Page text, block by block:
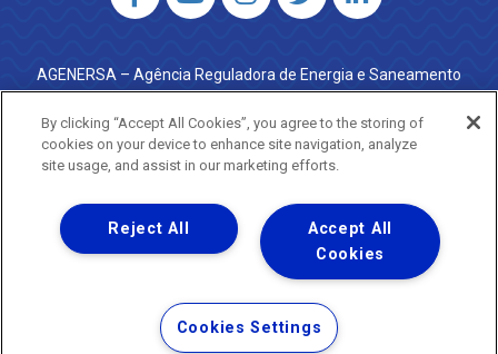
AGENERSA – Agência Reguladora de Energia e Saneamento
do Estado do Rio de Janeiro
0800 024 9040 · (21) 2332-6457 (WhatsApp) ·
ouvidoria@agenersa.rj.gov.br/ouvidoria.agenersa@gmail.com
·http://www.agenersa.rj.gov.br
Uma empresa
Copyright ® 2026 - Todos os Direitos Reservados.
Termos Gerais de Uso de Sites e Aplicativos
Política de Privacidade e Proteção de Dados
By clicking “Accept All Cookies”, you agree to the storing of
cookies on your device to enhance site navigation, analyze
site usage, and assist in our marketing efforts.
Accept All
Cookies
Reject All
Cookies Settings